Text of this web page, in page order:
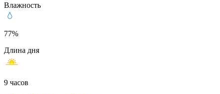
Влажность
77%
Длина дня
9 часов